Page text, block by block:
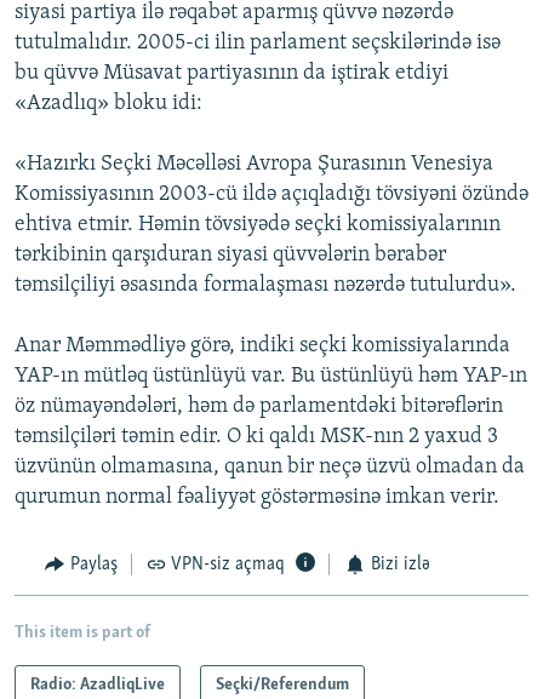
siyasi partiya ilə rəqabət aparmış qüvvə nəzərdə
tutulmalıdır. 2005-ci ilin parlament seçskilərində isə
bu qüvvə Müsavat partiyasının da iştirak etdiyi
«Azadlıq» bloku idi:
«Hazırkı Seçki Məcəlləsi Avropa Şurasının Venesiya
Komissiyasının 2003-cü ildə açıqladığı tövsiyəni özündə
ehtiva etmir. Həmin tövsiyədə seçki komissiyalarının
tərkibinin qarşıduran siyasi qüvvələrin bərabər
təmsilçiliyi əsasında formalaşması nəzərdə tutulurdu».
Anar Məmmədliyə görə, indiki seçki komissiyalarında
YAP-ın mütləq üstünlüyü var. Bu üstünlüyü həm YAP-ın
öz nümayəndələri, həm də parlamentdəki bitərəflərin
təmsilçiləri təmin edir. O ki qaldı MSK-nın 2 yaxud 3
üzvünün olmamasına, qanun bir neçə üzvü olmadan da
qurumun normal fəaliyyət göstərməsinə imkan verir.
Paylaş VPN-siz açmaq Bizi izlə
This item is part of
Radio: AzadliqLive Seçki/Referendum